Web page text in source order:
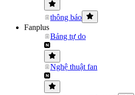
thông báo
Fanplus
Bảng tự do
Nghệ thuật fan